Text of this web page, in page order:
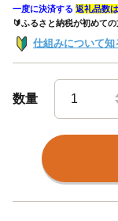
一度に決済する 返礼品数
🔰ふるさと納税が初めて
仕組みについて知
数量